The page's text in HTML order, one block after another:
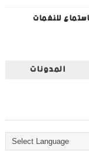
للنغمات
المدونات